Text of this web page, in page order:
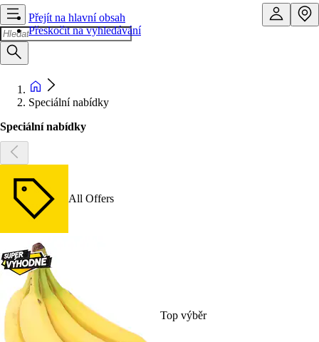
Přejít na hlavní obsah
Přeskočit na vyhledávání
Speciální nabídky
Speciální nabídky
All Offers
Top výběr